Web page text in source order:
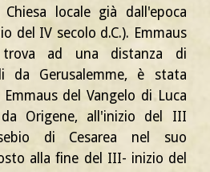
locale già dall'epoca
del IV secolo d.C.). Emmaus
ad una distanza di
da Gerusalemme, è stata
del Vangelo di Luca
Origene, all'inizio del III
di Cesarea nel suo
alla fine del III- inizio del